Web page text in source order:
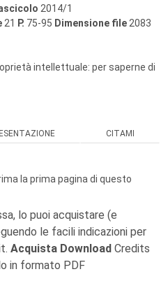
2014/1
21 P. 75-95 Dimensione file 2083
intellettuale: per saperne di
CITAMI
la prima pagina di questo
lo puoi acquistare (e
le facili indicazioni per
Acquista Download Credits
in formato PDF